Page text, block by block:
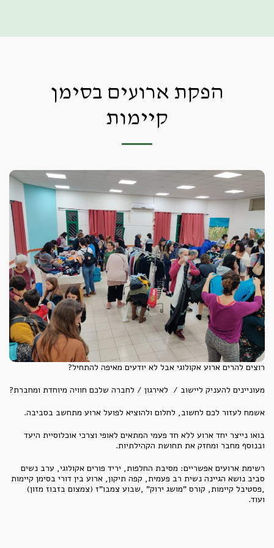
הפקת ארועים בסימן
קיימות
רוצים להרים ארוע אקולוגי אבל לא יודעים מאיפה להתחיל?
מעוניינים להעניק ליישוב / לאירגון / לחברה שלכם חוויה מיוחדת ומחברת?
אשמח לעזור לכם לחשוב, לחלום ולהוציא לפועל ארוע מתחשב בסביבה.
בואו נייצר יחד ארוע ללא חד פעמי המתאים לאופי וצרכי אוכלוסיית היעד
ובנוסף מחבר ומחזק את תחושת הקהילתיות.
רשימת ארועים אפשריים: מסיבת החלפות, יריד פורים אקולוגי, ערב נשים
סביב נושא הגיינה נשית רב פעמית, קפה תיקון, ארוע בין דורי בסימן קיימות
,פסטיבל קיימות, קורס "מושג ירוק" ,שבוע צמבו"ז (צמצום בזבוז מזון)
ועוד.